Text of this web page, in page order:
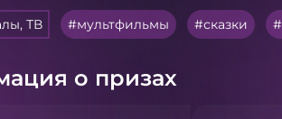
ТВ мультфильмы сказки
о призах